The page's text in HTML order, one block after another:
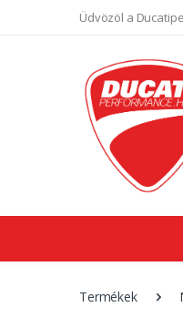
Üdvözöl a
Termékek